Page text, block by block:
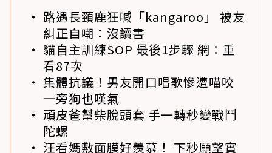
路遇長頸鹿狂喊「kangaroo」 被友
糾正自嘲：沒讀書
貓自主訓練SOP 最後1步驟 網：重
看87次
集體抗議！男友開口唱歌慘遭喵咬
一旁狗也嘆氣
頑皮爸幫柴脫頭套 手一轉秒變戰鬥
陀螺
汪看媽敷面膜好羨慕！ 下秒願望實